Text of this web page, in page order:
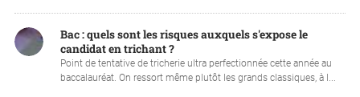
Bac : quels sont les risques auxquels s'expose le
candidat en trichant ?
Point de tentative de tricherie ultra perfectionnée cette année au
baccalauréat. On ressort même plutôt les grands classiques, à l...